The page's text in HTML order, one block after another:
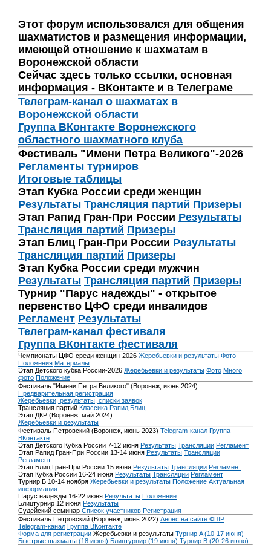
Этот форум использовался для общения
шахматистов и размещения информации,
имеющей отношение к шахматам в
Воронежской области
Сейчас здесь только ссылки, основная
информация - ВКонтакте и в Телеграме
Телеграм-канал о шахматах в
Воронежской области
Группа ВКонтакте Воронежского
областного шахматного клуба
Фестиваль "Имени Петра Великого"-2026
Регламенты турниров
Итоговые таблицы
Этап Кубка России среди женщин
Результаты Трансляция партий Призеры
Этап Рапид Гран-При России Результаты
Трансляция партий Призеры
Этап Блиц Гран-При России Результаты
Трансляция партий Призеры
Этап Кубка России среди мужчин
Результаты Трансляция партий Призеры
Турнир "Парус надежды" - открытое
первенство ЦФО среди инвалидов
Регламент Результаты
Телеграм-канал фестиваля
Группа ВКонтакте фестиваля
Чемпионаты ЦФО среди женщин-2026 Жеребьевки и результаты Фото
Положения Материалы
Этап Детского кубка России-2026 Жеребьевки и результаты Фото Много
фото Положение
Фестиваль "Имени Петра Великого" (Воронеж, июнь 2024)
Предварительная регистрация
Жеребьевки, результаты, списки заявок
Трансляция партий Классика Рапид Блиц
Этап ДКР (Воронеж, май 2024)
Жеребьевки и результаты
Фестиваль Петровский (Воронеж, июнь 2023) Telegram-канал Группа
ВКонтакте
Этап Детского Кубка России 7-12 июня Результаты Трансляции Регламент
Этап Рапид Гран-При России 13-14 июня Результаты Трансляции
Регламент
Этап Блиц Гран-При России 15 июня Результаты Трансляции Регламент
Этап Кубка России 16-24 июня Результаты Трансляции Регламент
Турнир Б 10-14 ноября Жеребьевки и результаты Положение Актуальная
информация
Парус надежды 16-22 июня Результаты Положение
Блицтурнир 12 июня Результаты
Судейский семинар Список участников Регистрация
Фестиваль Петровский (Воронеж, июнь 2022) Анонс на сайте ФШР
Telegram-канал Группа ВКонтакте
Форма для регистрации Жеребьевки и результаты Турнир A (10-17 июня)
Быстрые шахматы (18 июня) Блицтурнир (19 июня) Турнир B (20-26 июня)